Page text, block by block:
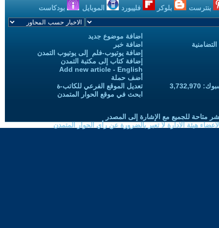
بنترست بلوكر فليبورد الموبايل بودكاست
اضافة موضوع جديد
اضافة خبر
إضافة يوتيوب-فلم إلى يوتيوب التمدن
إضافة كتاب إلى مكتبة التمدن
Add new article - English
أضف حملة
تعديل الموقع الفرعي للكاتب-ة
ابحث في موقع الحوار المتمدن
متاحة للجميع مع الإشارة إلى المصدر
هيئة الادارة لا تعبر بالضرورة عن رأي الحوار المتمدن